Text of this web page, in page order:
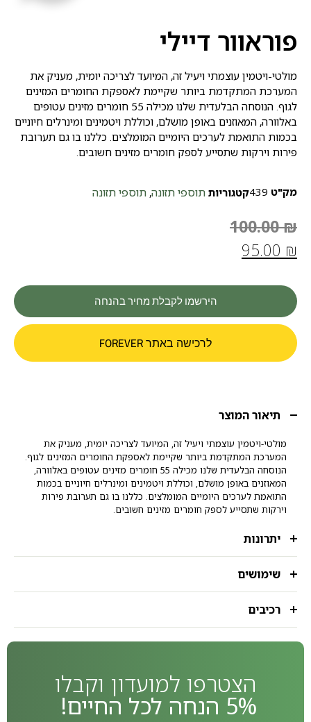
פוראוור דיילי
מולטי-ויטמין עוצמתי ויעיל זה, המיועד לצריכה יומית, מעניק את
המערכת המתקדמת ביותר שקיימת לאספקת החומרים המזינים
לגוף. הנוסחה הבלעדית שלנו מכילה 55 חומרים מזינים עטופים
באלוורה, המאוזנים באופן מושלם, וכוללת ויטמינים ומינרלים חיוניים
בכמות התואמת לערכים היומיים המומלצים. כללנו בו גם תערובת
פירות וירקות שתסייע לספק חומרים מזינים חשובים.
מק"ט 439קטגוריות תוספי תזונה, תוספי תזונה
100.00₪
95.00 ₪
הירשמו לקבלת מחיר בהנחה
לרכישה באתר FOREVER
תיאור המוצר
מולטי-ויטמין עוצמתי ויעיל זה, המיועד לצריכה יומית, מעניק את
המערכת המתקדמת ביותר שקיימת לאספקת החומרים המזינים לגוף.
הנוסחה הבלעדית שלנו מכילה 55 חומרים מזינים עטופים באלוורה,
המאוזנים באופן מושלם, וכוללת ויטמינים ומינרלים חיוניים בכמות
התואמת לערכים היומיים המומלצים. כללנו בו גם תערובת פירות
וירקות שתסייע לספק חומרים מזינים חשובים.
יתרונות
שימושים
רכיבים
הצטרפו למועדון וקבלו
5% הנחה לכל החיים!